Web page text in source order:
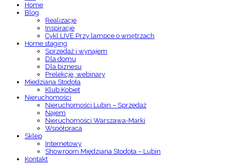
Home
Blog
Realizacje
Inspiracje
Cykl LIVE Przy lampce o wnętrzach
Home staging
Sprzedaż i wynajem
Dla domu
Dla biznesu
Prelekcje, webinary
Miedziana Stodoła
Klub Kobiet
Nieruchomości
Nieruchomości Lubin – Sprzedaż
Najem
Nieruchomości Warszawa-Marki
Współpraca
Sklep
Internetowy
Showroom Miedziana Stodoła – Lubin
Kontakt